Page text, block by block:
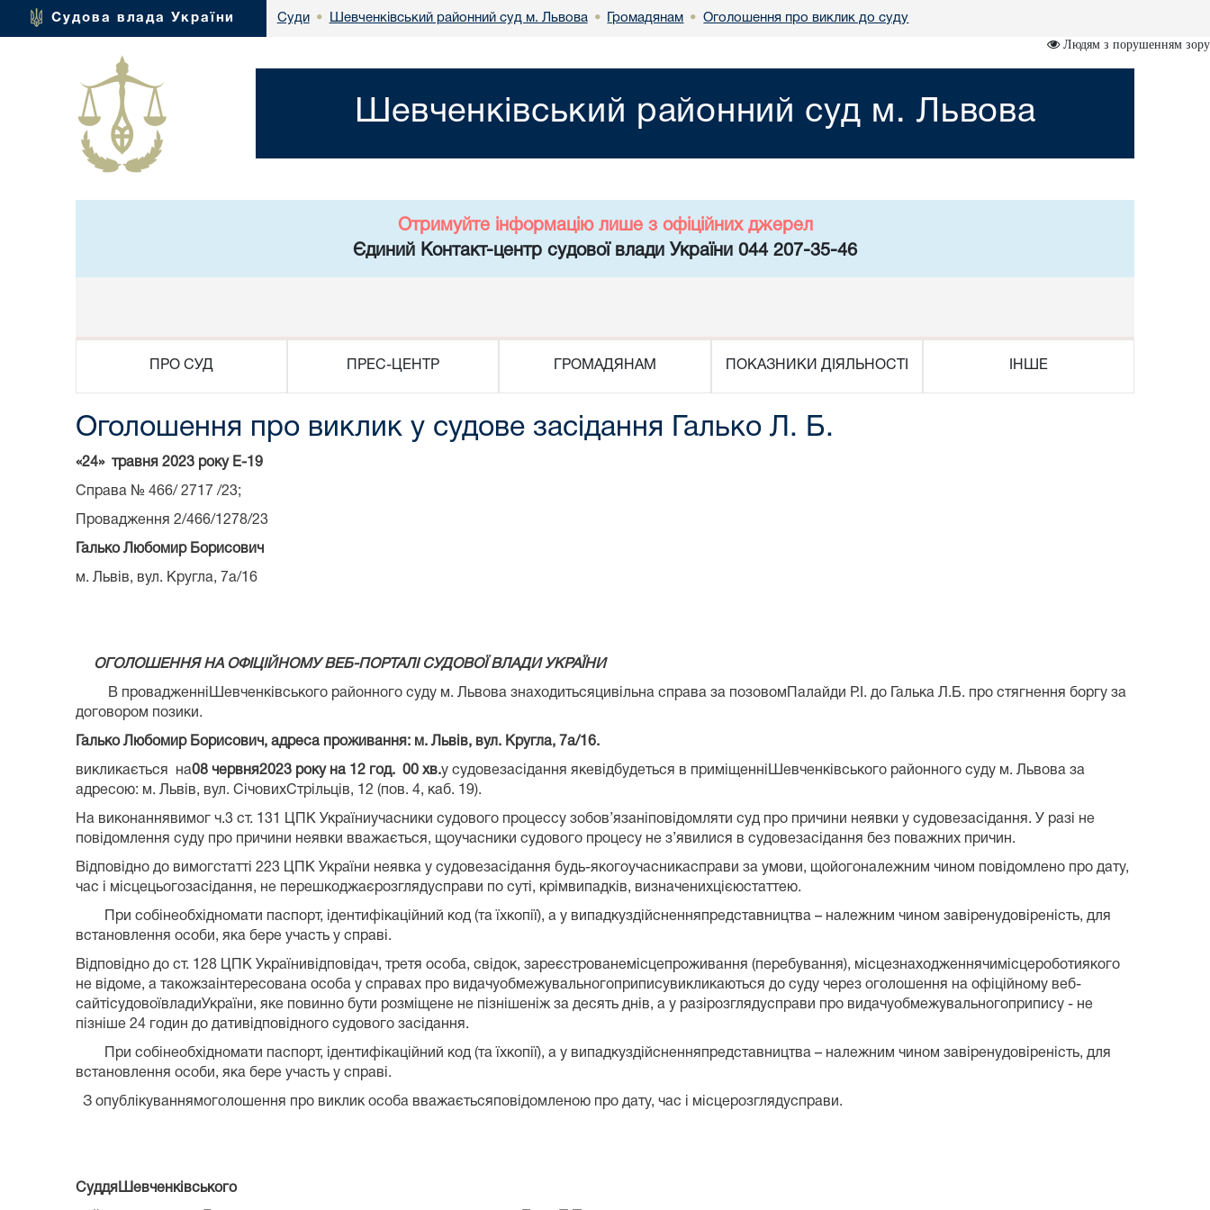
Судова влада України Суди • Шевченківський районний суд м. Львова • Громадянам • Оголошення про виклик до суду
Людям з порушенням зору
Шевченківський районний суд м. Львова
Отримуйте інформацію лише з офіційних джерел
Єдиний Контакт-центр судової влади України 044 207-35-46
ПРО СУД ПРЕС-ЦЕНТР ГРОМАДЯНАМ ПОКАЗНИКИ ДІЯЛЬНОСТІ ІНШЕ
Оголошення про виклик у судове засідання Галько Л. Б.
«24» травня 2023 року Е-19
Справа № 466/ 2717 /23;
Провадження 2/466/1278/23
Галько Любомир Борисович
м. Львів, вул. Кругла, 7а/16
ОГОЛОШЕННЯ НА ОФІЦІЙНОМУ ВЕБ-ПОРТАЛІ СУДОВОЇ ВЛАДИ УКРАЇНИ
В провадженніШевченківського районного суду м. Львова знаходитьсяцивільна справа за позовомПалайди Р.І. до Галька Л.Б. про стягнення боргу за
договором позики.
Галько Любомир Борисович, адреса проживання: м. Львів, вул. Кругла, 7а/16.
викликається на08 червня2023 року на 12 год. 00 хв.у судовезасідання якевідбудеться в приміщенніШевченківського районного суду м. Львова за
адресою: м. Львів, вул. СічовихСтрільців, 12 (пов. 4, каб. 19).
На виконаннявимог ч.3 ст. 131 ЦПК Україниучасники судового процессу зобов’язаніповідомляти суд про причини неявки у судовезасідання. У разі не
повідомлення суду про причини неявки вважається, щоучасники судового процесу не з’явилися в судовезасідання без поважних причин.
Відповідно до вимогстатті 223 ЦПК України неявка у судовезасідання будь-якогоучасникасправи за умови, щойогоналежним чином повідомлено про дату,
час і місцецьогозасідання, не перешкоджаєрозглядусправи по суті, крімвипадків, визначенихцієюстаттею.
При собінеобхідномати паспорт, ідентифікаційний код (та їхкопії), а у випадкуздійсненняпредставництва – належним чином завіренудовіреність, для
встановлення особи, яка бере участь у справі.
Відповідно до ст. 128 ЦПК Українивідповідач, третя особа, свідок, зареєстрованемісцепроживання (перебування), місцезнаходженнячимісцероботиякого
не відоме, а такожзаінтересована особа у справах про видачуобмежувальногоприписувикликаються до суду через оголошення на офіційному веб-
сайтісудовоївладиУкраїни, яке повинно бути розміщене не пізнішеніж за десять днів, а у разірозглядусправи про видачуобмежувальногоприпису - не
пізніше 24 годин до дативідповідного судового засідання.
При собінеобхідномати паспорт, ідентифікаційний код (та їхкопії), а у випадкуздійсненняпредставництва – належним чином завіренудовіреність, для
встановлення особи, яка бере участь у справі.
З опублікуваннямоголошення про виклик особа вважаєтьсяповідомленою про дату, час і місцерозглядусправи.
СуддяШевченківського